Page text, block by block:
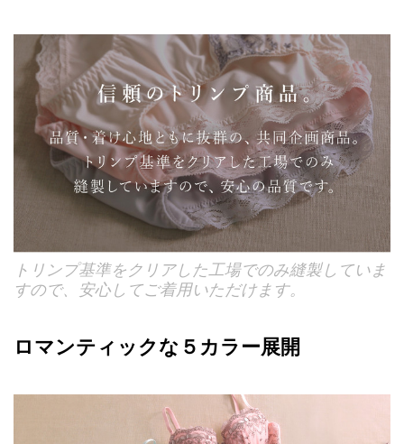
トリンプ基準をクリアした工場でのみ縫製していま
すので、安心してご着用いただけます。
ロマンティックな５カラー展開